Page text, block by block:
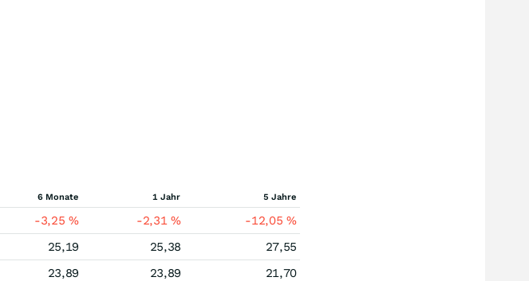
6 Monate 1 Jahr 5 Jahre
-3,25% -2,31% -12,05%
25,19 25,38
27,55
23,89 23,89
21,70